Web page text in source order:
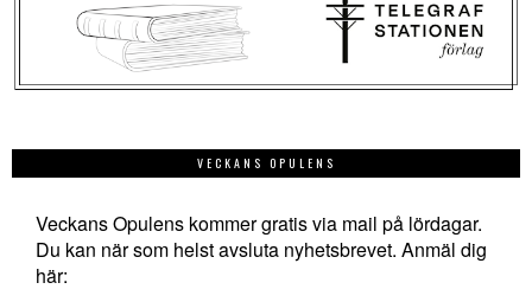
VECKANS OPULENS
Veckans Opulens kommer gratis via mail på lördagar.
Du kan när som helst avsluta nyhetsbrevet. Anmäl dig
här: